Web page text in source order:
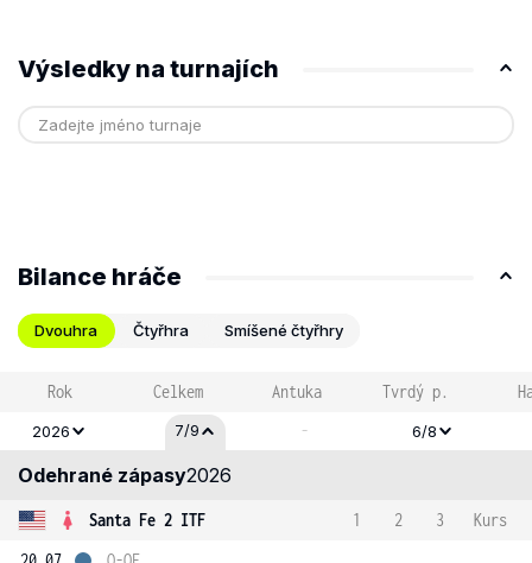
Výsledky na turnajích
Bilance hráče
Dvouhra Čtyřhra Smíšené čtyřhry
Rok Celkem Antuka Tvrdý p.
2026 7/9 - 6/8
Odehrané zápasy2026
Santa Fe 2 ITF 1 2 3
Kurs